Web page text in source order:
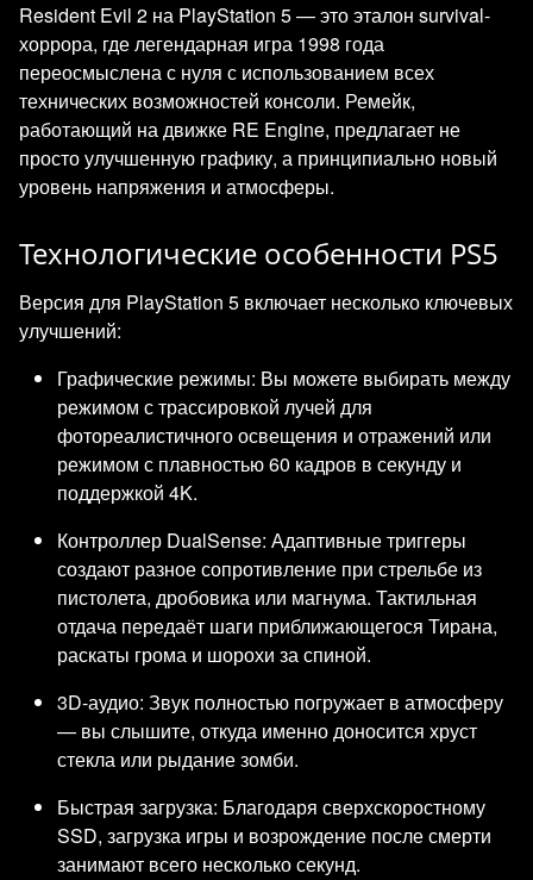
Resident Evil 2 на PlayStation 5 — это эталон survival-
хоррора, где легендарная игра 1998 года
переосмыслена с нуля с использованием всех
технических возможностей консоли. Ремейк,
работающий на движке RE Engine, предлагает не
просто улучшенную графику, а принципиально новый
уровень напряжения и атмосферы.
Технологические особенности PS5
Версия для PlayStation 5 включает несколько ключевых
улучшений:
Графические режимы: Вы можете выбирать между
режимом с трассировкой лучей для
фотореалистичного освещения и отражений или
режимом с плавностью 60 кадров в секунду и
поддержкой 4K.
Контроллер DualSense: Адаптивные триггеры
создают разное сопротивление при стрельбе из
пистолета, дробовика или магнума. Тактильная
отдача передаёт шаги приближающегося Тирана,
раскаты грома и шорохи за спиной.
3D-аудио: Звук полностью погружает в атмосферу
— вы слышите, откуда именно доносится хруст
стекла или рыдание зомби.
Быстрая загрузка: Благодаря сверхскоростному
SSD, загрузка игры и возрождение после смерти
занимают всего несколько секунд.